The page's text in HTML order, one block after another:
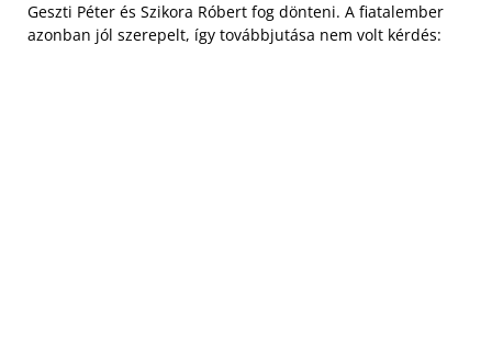
Geszti Péter és Szikora Róbert fog dönteni. A fiatalember
azonban jól szerepelt, így továbbjutása nem volt kérdés: